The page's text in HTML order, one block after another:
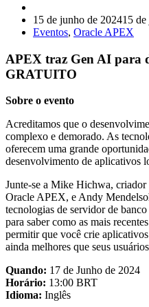
15 de junho de 202415
Eventos, Oracle APEX
APEX traz Gen AI para
GRATUITO
Sobre o evento
Acreditamos que o
complexo e demorado. As
oferecem uma grande
desenvolvimento de aplicativos
Junte-se a Mike Hichwa,
Oracle APEX, e Andy
tecnologias de servidor de
para saber como as mais
permitir que você crie
ainda melhores que seus
Quando: 17 de Junho de 2024
Horário: 13:00 BRT
Idioma: Inglês